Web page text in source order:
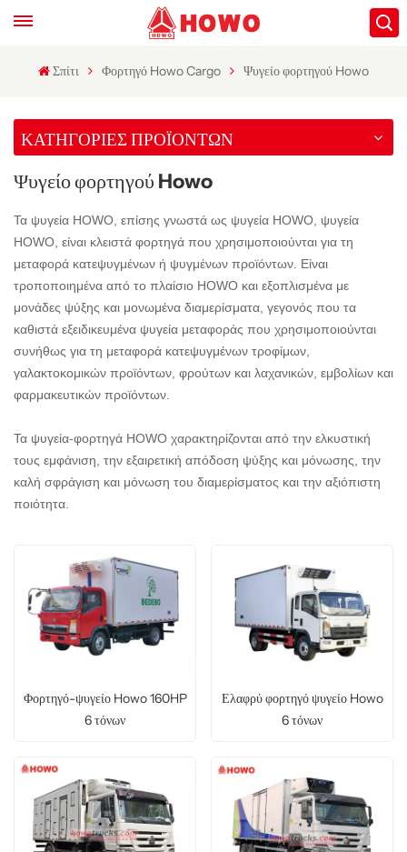
Σπίτι Φορτηγό Howo Cargo Ψυγείο φορτηγού Howo
ΚΑΤΗΓΟΡΙΕΣ ΠΡΟΪΟΝΤΩΝ
Ψυγείο φορτηγού Howo
Τα ψυγεία HOWO, επίσης γνωστά ως ψυγεία HOWO, ψυγεία
HOWO, είναι κλειστά φορτηγά που χρησιμοποιούνται για τη
μεταφορά κατεψυγμένων ή ψυγμένων προϊόντων. Είναι
τροποποιημένα από το πλαίσιο HOWO και εξοπλισμένα με
μονάδες ψύξης και μονωμένα διαμερίσματα, γεγονός που τα
καθιστά εξειδικευμένα ψυγεία μεταφοράς που χρησιμοποιούνται
συνήθως για τη μεταφορά κατεψυγμένων τροφίμων,
γαλακτοκομικών προϊόντων, φρούτων και λαχανικών, εμβολίων και
φαρμακευτικών προϊόντων.
Τα ψυγεία-φορτηγά HOWO χαρακτηρίζονται από την ελκυστική
τους εμφάνιση, την εξαιρετική απόδοση ψύξης και μόνωσης, την
καλή σφράγιση και μόνωση του διαμερίσματος και την αξιόπιστη
ποιότητα.
Φορτηγό-ψυγείο Howo 160HP
6 τόνων
Ελαφρύ φορτηγό ψυγείο Howo
6 τόνων